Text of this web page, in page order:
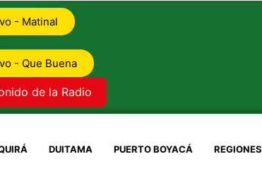
- Matinal
- Que Buena
de la Radio
DUITAMA PUERTO BOYACÁ REGIONES